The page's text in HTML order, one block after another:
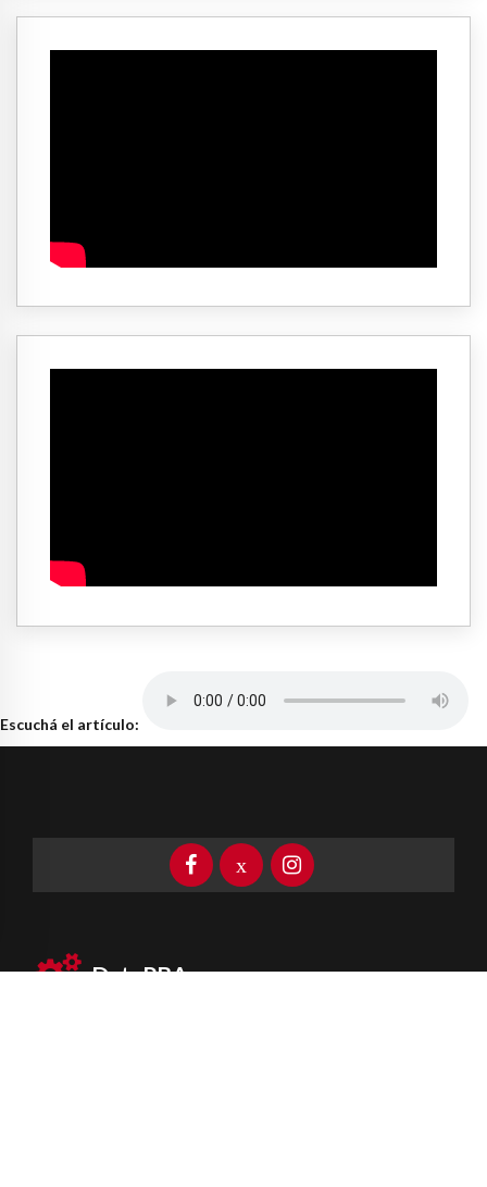
Escuchá el artículo:
DataPBA